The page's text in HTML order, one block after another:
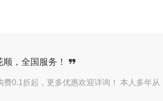
理收到了来自【北京】用户的
，全国服务！
0.1折起，更多优惠欢迎详询！ 本人多年从